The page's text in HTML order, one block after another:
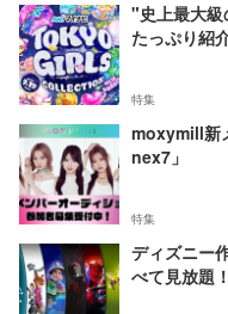
"史上最大級
たっぷり紹
特集
moxymill新
nex7」
特集
ディズニー
べて見放題